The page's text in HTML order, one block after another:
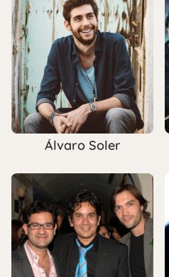
Álvaro Soler